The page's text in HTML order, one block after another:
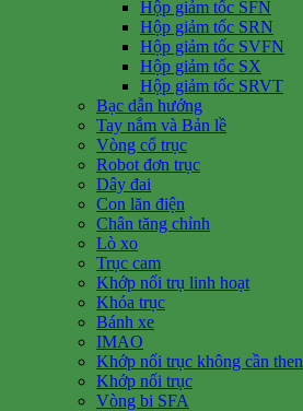
Hộp giảm tốc SFN
Hộp giảm tốc SRN
Hộp giảm tốc SVFN
Hộp giảm tốc SX
Hộp giảm tốc SRVT
Bạc dẫn hướng
Tay nắm và Bản lề
Vòng cổ trục
Robot đơn trục
Dây đai
Con lăn điện
Chân tăng chỉnh
Lò xo
Trục cam
Khớp nối trụ linh hoạt
Khóa trục
Bánh xe
IMAO
Khớp nối trục không cần then
Khớp nối trục
Vòng bi SFA